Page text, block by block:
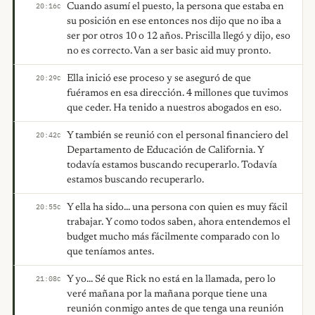
20:16C
Cuando asumí el puesto, la persona que estaba en
su posición en ese entonces nos dijo que no iba a
ser por otros 10 o 12 años. Priscilla llegó y dijo, eso
no es correcto. Van a ser basic aid muy pronto.
20:29C
Ella inició ese proceso y se aseguró de que
fuéramos en esa dirección. 4 millones que tuvimos
que ceder. Ha tenido a nuestros abogados en eso.
20:42C
Y también se reunió con el personal financiero del
Departamento de Educación de California. Y
todavía estamos buscando recuperarlo. Todavía
estamos buscando recuperarlo.
20:55C
Y ella ha sido... una persona con quien es muy fácil
trabajar. Y como todos saben, ahora entendemos el
budget mucho más fácilmente comparado con lo
que teníamos antes.
21:08C
Y yo... Sé que Rick no está en la llamada, pero lo
veré mañana por la mañana porque tiene una
reunión conmigo antes de que tenga una reunión